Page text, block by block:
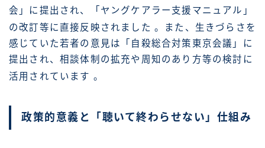
会」に提出され、「ヤングケアラー支援マニュアル」
の改訂等に直接反映されました 。また、生きづらさを
感じていた若者の意見は「自殺総合対策東京会議」に
提出され、相談体制の拡充や周知のあり方等の検討に
活用されています 。
政策的意義と「聴いて終わらせない」仕組み